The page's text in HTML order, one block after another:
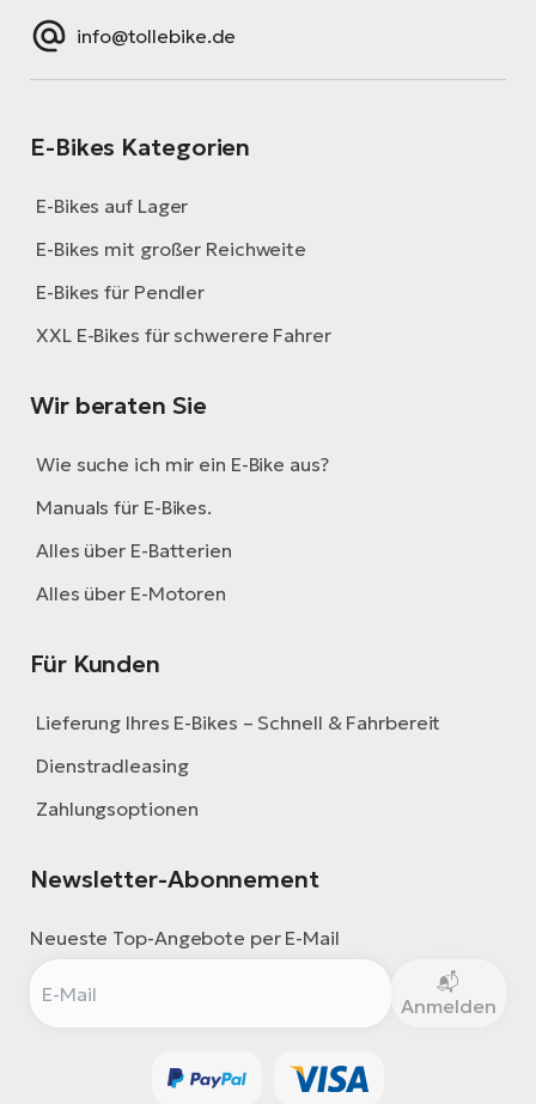
info@tollebike.de
E-Bikes Kategorien
E-Bikes auf Lager
E-Bikes mit großer Reichweite
E-Bikes für Pendler
XXL E-Bikes für schwerere Fahrer
Wir beraten Sie
Wie suche ich mir ein E-Bike aus?
Manuals für E-Bikes.
Alles über E-Batterien
Alles über E-Motoren
Für Kunden
Lieferung Ihres E-Bikes – Schnell & Fahrbereit
Dienstradleasing
Zahlungsoptionen
Newsletter-Abonnement
Neueste Top-Angebote per E-Mail
Anmelden